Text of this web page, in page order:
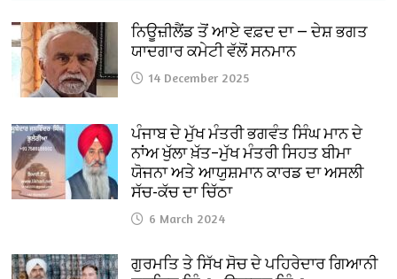
ਨਿਊਜ਼ੀਲੈਂਡ ਤੋਂ ਆਏ ਵਫ਼ਦ ਦਾ — ਦੇਸ਼ ਭਗਤ
ਯਾਦਗਾਰ ਕਮੇਟੀ ਵੱਲੋਂ ਸਨਮਾਨ
14 December 2025
ਪੰਜਾਬ ਦੇ ਮੁੱਖ ਮੰਤਰੀ ਭਗਵੰਤ ਸਿੰਘ ਮਾਨ ਦੇ
ਨਾਂਅ ਖੁੱਲਾ ਖ਼ੱਤ–ਮੁੱਖ ਮੰਤਰੀ ਸਿਹਤ ਬੀਮਾ
ਯੋਜਨਾ ਅਤੇ ਆਯੁਸ਼ਮਾਨ ਕਾਰਡ ਦਾ ਅਸਲੀ
ਸੱਚ-ਕੱਚ ਦਾ ਚਿੱਠਾ
6 March 2024
ਗੁਰਮਤਿ ਤੇ ਸਿੱਖ ਸੋਚ ਦੇ ਪਹਿਰੇਦਾਰ ਗਿਆਨੀ